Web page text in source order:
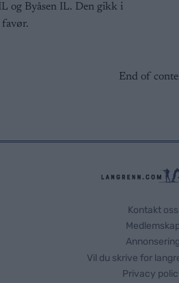
og Byåsen IL. Den gikk i
End of
Kontakt oss
Annonsering
Vil du skrive for
Privacy